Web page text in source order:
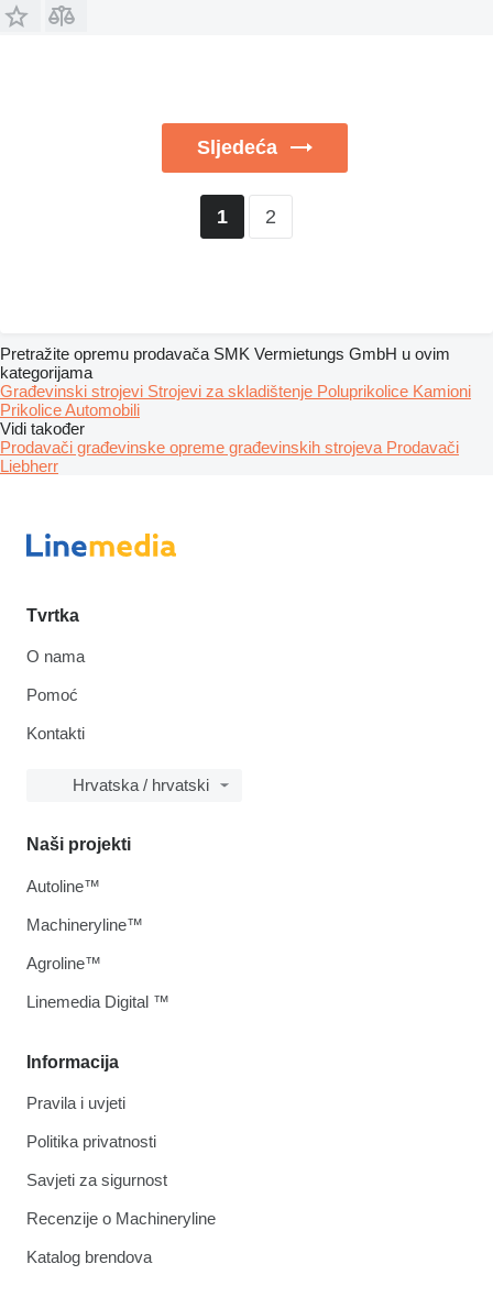
Sljedeća
1 2
Pretražite opremu prodavača SMK Vermietungs GmbH u ovim
kategorijama
Građevinski strojevi Strojevi za skladištenje Poluprikolice Kamioni
PrikoliceAutomobili
Vidi također
Prodavači građevinske opreme građevinskih strojeva Prodavači
Liebherr
Tvrtka
O nama
Pomoć
Kontakti
Hrvatska / hrvatski
Informacija
Pravila i uvjeti
Politika privatnosti
Savjeti za sigurnost
Recenzije o Machineryline
Katalog brendova
Naši projekti
Autoline™
Machineryline™
Agroline™
Linemedia Digital ™